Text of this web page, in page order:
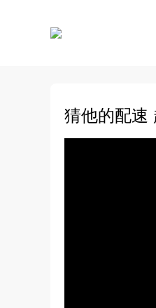
猜他的配速